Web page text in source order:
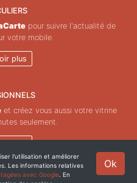
pour suivre l'actualité de
votre mobile.
plus
et créez vous aussi votre vitrine
seulement.
plus
- Tous droits réservés. Ok
l'utilisation et améliorer
Les informations relatives
avec Google . En